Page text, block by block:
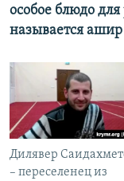
особое блюдо для
называется
Дилявер
– переселенец из